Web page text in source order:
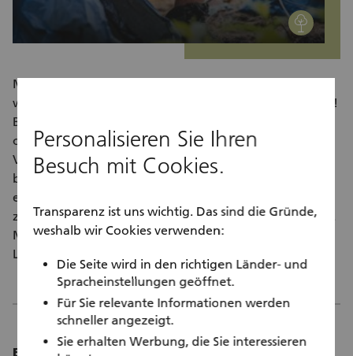
environment
Möchten Sie etwas für eine saubere Umwelt tun? Dann
werden Sie Raumpatin oder Raumpate gegen Littering!
Bei Raumpatenschaften übernehmen Einzelpersonen
oder Gruppen (wie Familien, Vereine, etc.) freiwillig die
Verantwortung für ein selbstgewähltes Gebiet und
befreien dieses regelmässig von Littering. So leisten sie
einen wichtigen Beitrag zu einer sauberen Umwelt und
zu einer höheren Lebensqualität im öffentlichen Raum.
Mit dieser Massnahme reduziert sich nachweislich das
Littering.
Einsatzdauer:
Personalisieren Sie Ihren
Besuch mit Cookies.
Transparenz ist uns wichtig. Das sind die Gründe,
weshalb wir Cookies verwenden:
Die Seite wird in den richtigen Länder- und
Spracheinstellungen geöffnet.
Für Sie relevante Informationen werden
schneller angezeigt.
Sie erhalten Werbung, die Sie interessieren